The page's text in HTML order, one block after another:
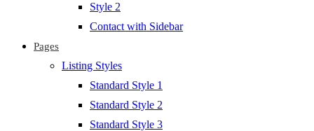
Style 2
Contact with Sidebar
Pages
Listing Styles
Standard Style 1
Standard Style 2
Standard Style 3